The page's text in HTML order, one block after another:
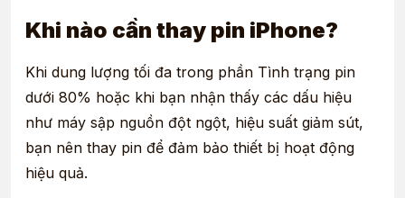
Khi nào cần thay pin iPhone?
Khi dung lượng tối đa trong phần Tình trạng pin
dưới 80% hoặc khi bạn nhận thấy các dấu hiệu
như máy sập nguồn đột ngột, hiệu suất giảm sút,
bạn nên thay pin để đảm bảo thiết bị hoạt động
hiệu quả.